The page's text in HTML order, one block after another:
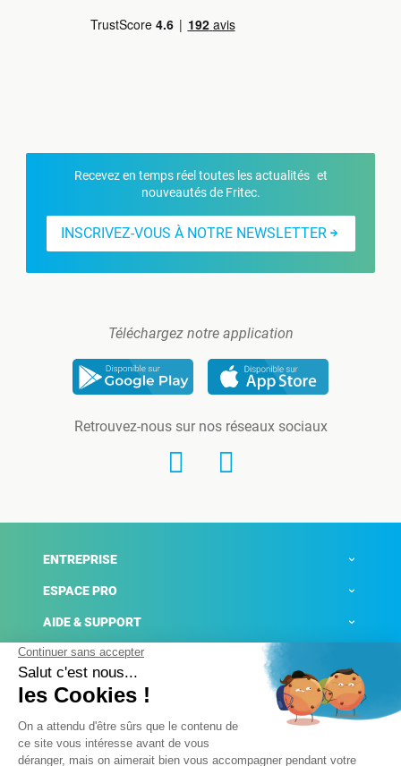
Recevez en temps réel toutes les actualités et
nouveautés de Fritec.
INSCRIVEZ-VOUS À NOTRE NEWSLETTER
Téléchargez notre application
Retrouvez-nous sur nos réseaux sociaux
ENTREPRISE
ESPACE PRO
AIDE & SUPPORT
ACTUALITÉS
Mentions légales